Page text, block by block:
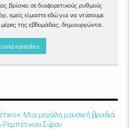
βρίσκει σε διαφορετικούς ρυθμούς
εμείς είμαστε εδώ για να ντύσουμε
της εβδομάδας, δημιουργώντας
and episodes
Μια μεγάλη μουσική βραδιά
Σύρου